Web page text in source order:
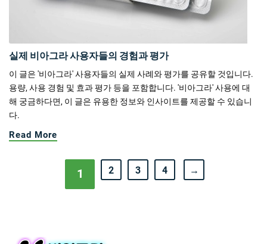
실제 비아그라 사용자들의 경험과 평가
이 글은 '비아그라' 사용자들의 실제 사례와 평가를 공유할 것입니다.
용량, 사용 경험 및 효과 평가 등을 포함합니다. '비아그라' 사용에 대
해 궁금하다면, 이 글은 유용한 정보와 인사이트를 제공할 수 있습니
다.
Read More
1 2 3 4 →